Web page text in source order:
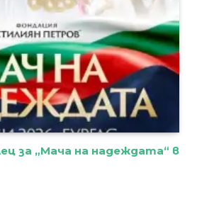
за „Мача на надеждата“ в